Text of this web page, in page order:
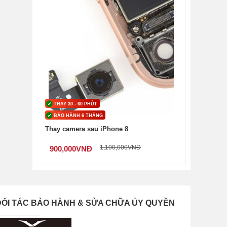
THAY 30 - 60 PHÚT
BẢO HÀNH 6 THÁNG
Thay camera sau iPhone 8
900,000VNĐ 1,100,000VNĐ
TÁC BẢO HÀNH & SỬA CHỮA ỦY QUYỀN